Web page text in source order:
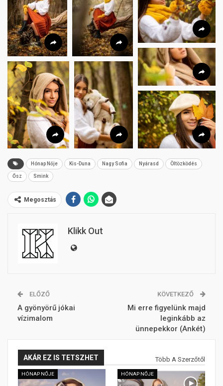
Hónap Nője Kis-Duna Nagy Sofia Nyárasd Öltözködés
Ősz Smink
Megosztás
Klikk Out
ELŐZŐ
A gyönyörű jókai
vízimalom
KÖVETKEZŐ
Mi erre figyelünk majd
leginkább az
ünnepekkor (Ankét)
AKÁR EZ IS TETSZHET Több A Szerzőtől
HÓNAP NŐJE HÓNAP NŐJE